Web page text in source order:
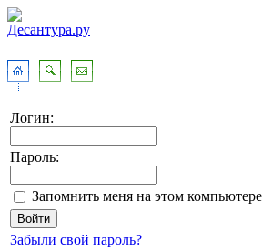
Логин:
Пароль:
Запомнить меня на этом компьютере
Забыли свой пароль?